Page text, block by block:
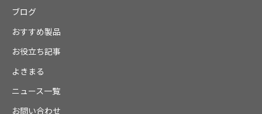
ブログ
おすすめ製品
お役立ち記事
よきまる
ニュース一覧
お問い合わせ